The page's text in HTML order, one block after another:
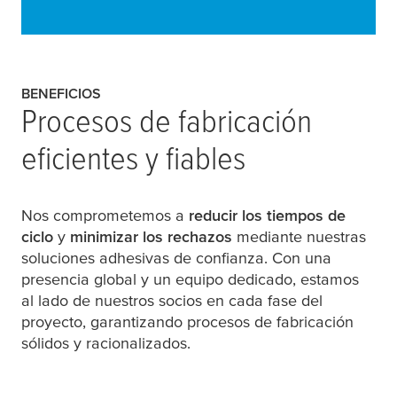
BENEFICIOS
Procesos de fabricación
eficientes y fiables
Nos comprometemos a reducir los tiempos de
ciclo y minimizar los rechazos mediante nuestras
soluciones adhesivas de confianza. Con una
presencia global y un equipo dedicado, estamos
al lado de nuestros socios en cada fase del
proyecto, garantizando procesos de fabricación
sólidos y racionalizados.